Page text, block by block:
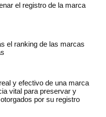
el registro de la marca
el ranking de las marcas
y efectivo de una marca
vital para preservar y
por su registro